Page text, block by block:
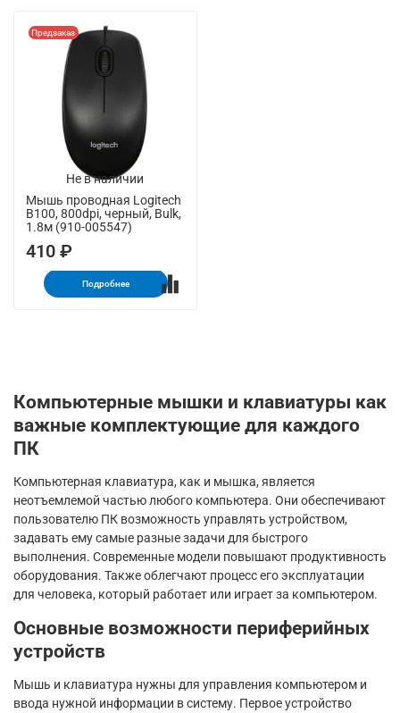
Не в наличии
Предзаказ
Мышь проводная Logitech
B100, 800dpi, черный, Bulk,
1.8м (910-005547)
410 ₽
Подробнее
Компьютерные мышки и клавиатуры как
важные комплектующие для каждого
ПК
Компьютерная клавиатура, как и мышка, является
неотъемлемой частью любого компьютера. Они обеспечивают
пользователю ПК возможность управлять устройством,
задавать ему самые разные задачи для быстрого
выполнения. Современные модели повышают продуктивность
оборудования. Также облегчают процесс его эксплуатации
для человека, который работает или играет за компьютером.
Основные возможности периферийных
устройств
Мышь и клавиатура нужны для управления компьютером и
ввода нужной информации в систему. Первое устройство